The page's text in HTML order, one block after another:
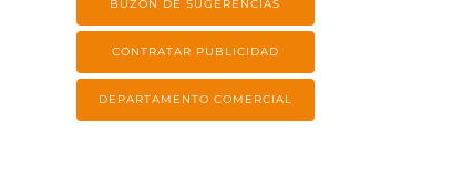
BUZÓN DE SUGERENCIAS
CONTRATAR PUBLICIDAD
DEPARTAMENTO COMERCIAL